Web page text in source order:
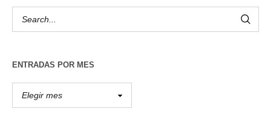
ENTRADAS POR MES